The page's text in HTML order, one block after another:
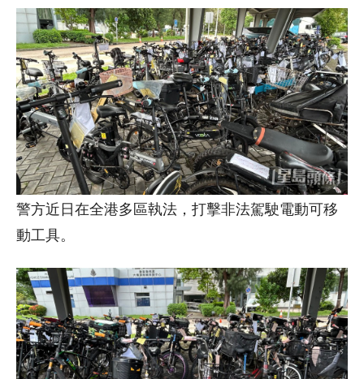
警方近日在全港多區執法，打擊非法駕駛電動可移
動工具。